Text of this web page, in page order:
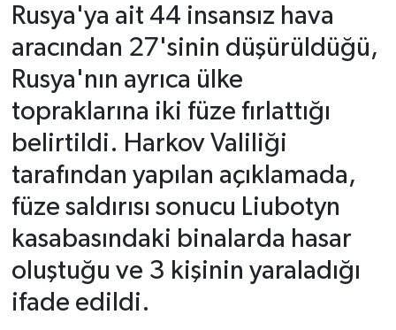
Rusya'ya ait 44 insansız hava
aracından 27'sinin düşürüldüğü,
Rusya'nın ayrıca ülke
topraklarına iki füze fırlattığı
belirtildi. Harkov Valiliği
tarafından yapılan açıklamada,
füze saldırısı sonucu Liubotyn
kasabasındaki binalarda hasar
oluştuğu ve 3 kişinin yaraladığı
ifade edildi.